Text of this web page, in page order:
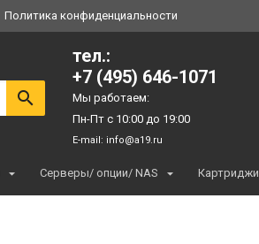
Политика конфиденциальности
тел.:
+7 (495) 646-1071
Мы работаем:
Пн-Пт с 10:00 до 19:00
E-mail: info@a19.ru
Серверы/ опции/ NAS Картриджи